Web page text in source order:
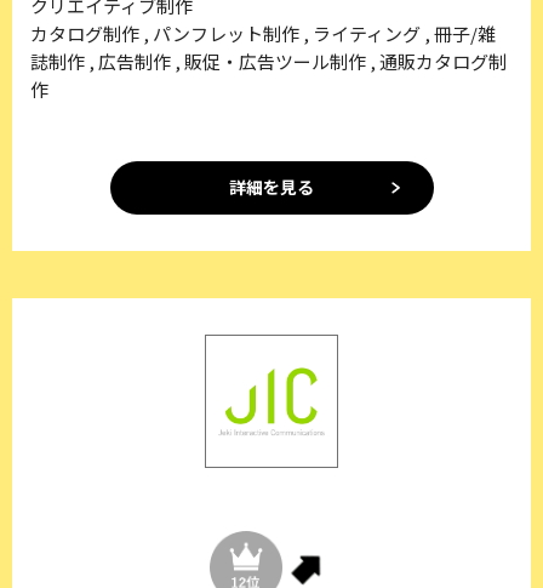
クリエイティブ制作
カタログ制作 , パンフレット制作 , ライティング , 冊子/雑
誌制作 , 広告制作 , 販促・広告ツール制作 , 通販カタログ制
作
詳細を見る